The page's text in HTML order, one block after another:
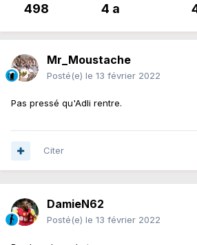
498 4 a
Mr_Moustache
Posté(e) le 13 février 2022
Pas pressé qu'Adli rentre.
Citer
DamieN62
Posté(e) le 13 février 2022